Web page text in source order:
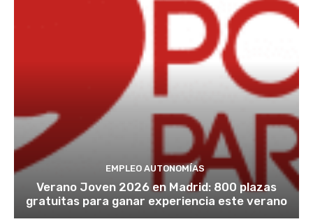
EMPLEO AUTONOMÍAS
Verano Joven 2026 en Madrid: 800 plazas
gratuitas para ganar experiencia este verano